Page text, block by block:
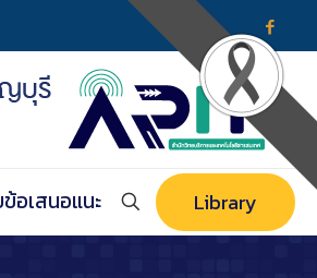
อเสนอแนะ Library